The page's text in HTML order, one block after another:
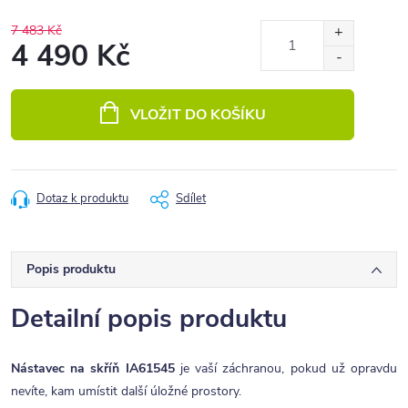
7 483 Kč
4 490 Kč
VLOŽIT DO KOŠÍKU
Dotaz k produktu Sdílet
Popis produktu
Detailní popis produktu
Nástavec na skříň IA61545je vaší záchranou, pokud už opravdu
nevíte, kam umístit další úložné prostory.